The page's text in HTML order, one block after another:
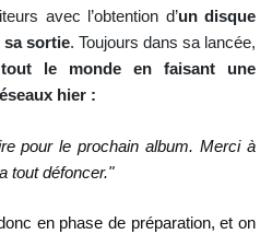
avec l’obtention d’un disque
sa sortie. Toujours dans sa lancée,
le monde en faisant une
hier :
pour le prochain album. Merci à
tout défoncer."
en phase de préparation, et on